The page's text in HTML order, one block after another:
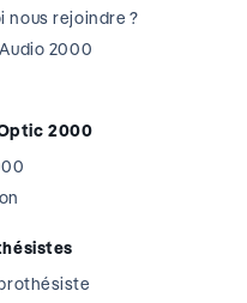
nous rejoindre ?
2000
2000